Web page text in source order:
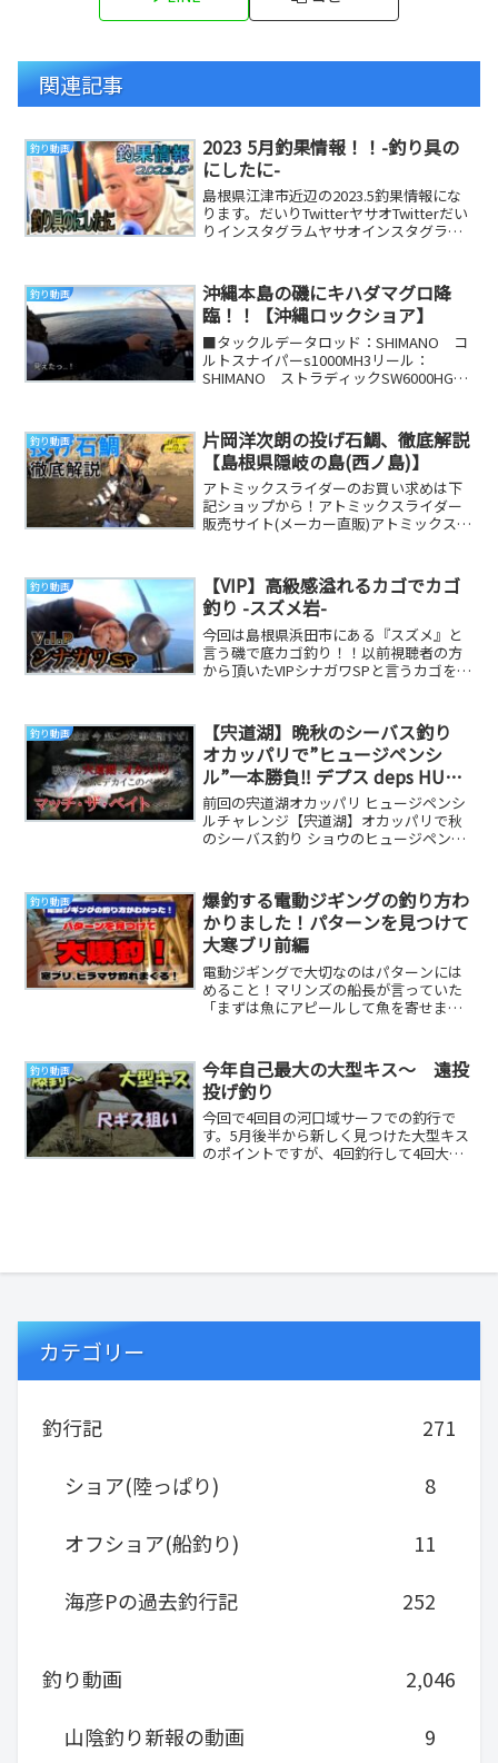
関連記事
釣り動画
2023 5月釣果情報！！-釣り具の
にしたに-
島根県江津市近辺の2023.5釣果情報にな
ります。だいりTwitterヤサオTwitterだい
りインスタグラムヤサオインスタグラム
釣り動画
沖縄本島の磯にキハダマグロ降
臨！！【沖縄ロックショア】
■タックルデータロッド：SHIMANO コ
ルトスナイパーs1000MH3リール：
SHIMANO ストラディックSW6000HGラ
釣り動画
片岡洋次朗の投げ石鯛、徹底解説
【島根県隠岐の島(西ノ島)】
アトミックスライダーのお買い求めは下
記ショップから！アトミックスライダー
販売サイト(メーカー直販)アトミックスラ
釣り動画
【VIP】高級感溢れるカゴでカゴ
釣り -スズメ岩-
今回は島根県浜田市にある『スズメ』と
言う磯で底カゴ釣り！！以前視聴者の方
から頂いたVIPシナガワSPと言うカゴを使
釣り動画
【宍道湖】晩秋のシーバス釣り
オカッパリで”ヒュージペンシ
ル”一本勝負‼ デプス deps HUGE
PENCIL 島根県
前回の宍道湖オカッパリ ヒュージペンシ
ルチャレンジ【宍道湖】オカッパリで秋
のシーバス釣り ショウのヒュージペンシ
釣り動画
爆釣する電動ジギングの釣り方わ
かりました！パターンを見つけて
大寒ブリ前編
電動ジギングで大切なのはパターンには
めること！マリンズの船長が言っていた
「まずは魚にアピールして魚を寄せまし
釣り動画
今年自己最大の大型キス～ 遠投
投げ釣り
今回で4回目の河口域サーフでの釣行で
す。5月後半から新しく見つけた大型キス
のポイントですが、4回釣行して4回大型
カテゴリー
釣行記
271
ショア(陸っぱり)
8
オフショア(船釣り)
11
海彦Pの過去釣行記
252
釣り動画
2,046
山陰釣り新報の動画
9